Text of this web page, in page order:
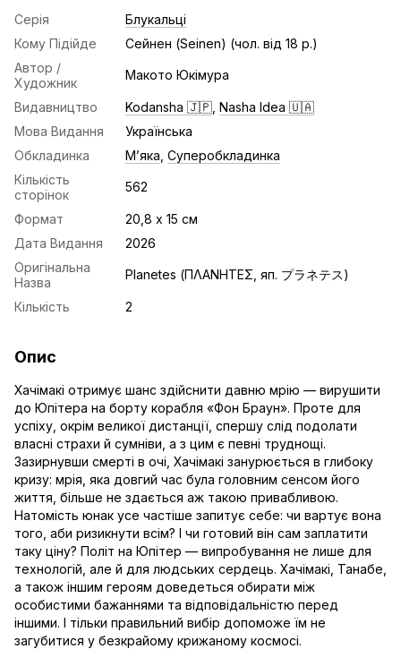
Серія
Блукальці
Кому Підійде
Сейнен (Seinen) (чол. від 18 р.)
Автор /
Художник
Макото Юкімура
Видавництво Kodansha 🇯🇵 Nasha Idea 🇺🇦
Мова Видання
Українська
Обкладинка
Мʼяка Суперобкладинка
Кількість
сторінок
562
Формат
20,8 х 15 см
Дата Видання
2026
Оригінальна
Назва
Planetes (ΠΛΑΝΗΤΕΣ, яп. プラネテス)
Кількість 2
Опис
Хачімакі отримує шанс здійснити давню мрію — вирушити
до Юпітера на борту корабля «Фон Браун». Проте для
успіху, окрім великої дистанції, спершу слід подолати
власні страхи й сумніви, а з цим є певні труднощі.
Зазирнувши смерті в очі, Хачімакі занурюється в глибоку
кризу: мрія, яка довгий час була головним сенсом його
життя, більше не здається аж такою привабливою.
Натомість юнак усе частіше запитує себе: чи вартує вона
того, аби ризикнути всім? І чи готовий він сам заплатити
таку ціну? Політ на Юпітер — випробування не лише для
технологій, але й для людських сердець. Хачімакі, Танабе,
а також іншим героям доведеться обирати між
особистими бажаннями та відповідальністю перед
іншими. І тільки правильний вибір допоможе їм не
загубитися у безкрайому крижаному космосі.